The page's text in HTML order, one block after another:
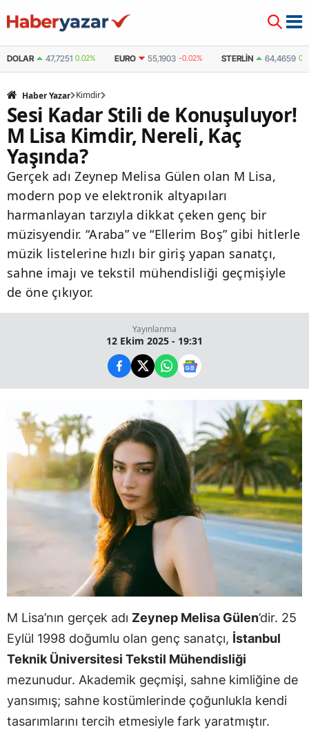
DOLAR 47,7251 0.02% EURO 55,1903 -0.02% STERLIN 64,4659
Haber Yazar Kimdir
Sesi Kadar Stili de Konuşuluyor!
M Lisa Kimdir, Nereli, Kaç
Yaşında?
Gerçek adı Zeynep Melisa Gülen olan M Lisa,
modern pop ve elektronik altyapıları
harmanlayan tarzıyla dikkat çeken genç bir
müzisyendir. “Araba” ve “Ellerim Boş” gibi hitlerle
müzik listelerine hızlı bir giriş yapan sanatçı,
sahne imajı ve tekstil mühendisliği geçmişiyle
de öne çıkıyor.
Yayınlanma
12 Ekim 2025 - 19:31
M Lisa’nın gerçek adı Zeynep Melisa Gülen’dir. 25
Eylül 1998 doğumlu olan genç sanatçı, İstanbul
Teknik Üniversitesi Tekstil Mühendisliği
mezunudur. Akademik geçmişi, sahne kimliğine de
yansımış; sahne kostümlerinde çoğunlukla kendi
tasarımlarını tercih etmesiyle fark yaratmıştır.